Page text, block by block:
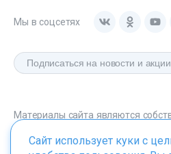
Мы в соцсетях
Материалы сайта являются
onclinic.ru запрещено в
Сайт использует куки с